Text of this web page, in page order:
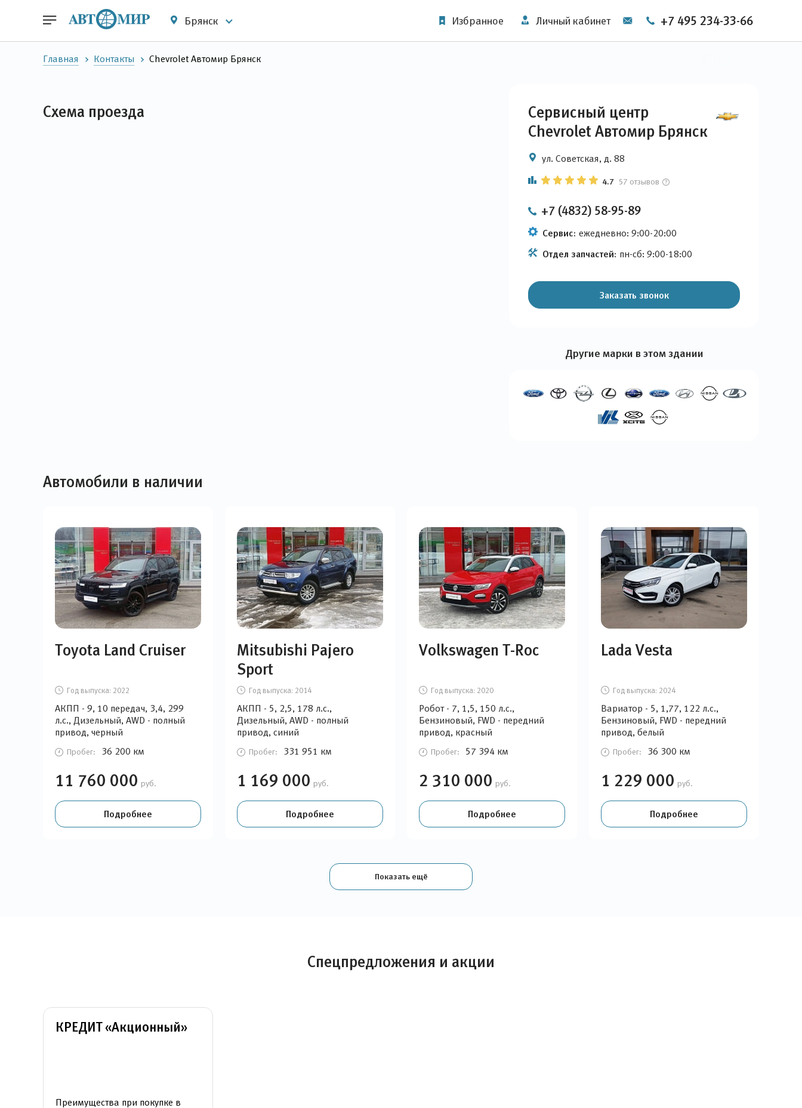
Брянск Избранное Личный кабинет +7 495 234-33-66
Главная Контакты Chevrolet Автомир Брянск
дилерского
центра
Схема проезда
Сервисный центр
Chevrolet Автомир Брянск
ул. Советская, д. 88
4.7 57 отзывов
+7 (4832) 58-95-89
Сервис: ежедневно: 9:00-20:00
Отдел запчастей: пн-сб: 9:00-18:00
Заказать звонок
Другие марки в этом здании
Автомобили в наличии
Toyota Land Cruiser
Год выпуска: 2022
АКПП - 9, 10 передач, 3,4, 299
л.с., Дизельный, AWD - полный
привод, черный
Пробег: 36 200 км
11 760 000 руб.
Подробнее
Mitsubishi Pajero
Sport
Год выпуска: 2014
АКПП - 5, 2,5, 178 л.с.,
Дизельный, AWD - полный
привод, синий
Пробег: 331 951 км
1 169 000 руб.
Подробнее
Volkswagen T-Roc
Год выпуска: 2020
Робот - 7, 1,5, 150 л.с.,
Бензиновый, FWD - передний
привод, красный
Пробег: 57 394 км
2 310 000 руб.
Подробнее
Lada Vesta
Год выпуска: 2024
Вариатор - 5, 1,77, 122 л.с.,
Бензиновый, FWD - передний
привод, белый
Пробег: 36 300 км
1 229 000 руб.
Подробнее
Показать ещё
Спецпредложения и акции
КРЕДИТ «Акционный»
Преимущества при покупке в